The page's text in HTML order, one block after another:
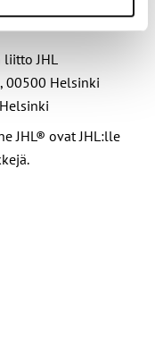
liitto JHL
00500 Helsinki
JHL® ovat JHL:lle